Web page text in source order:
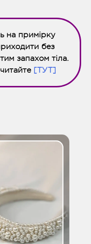
на примірку
без
запахом тіла.
[ТУТ]